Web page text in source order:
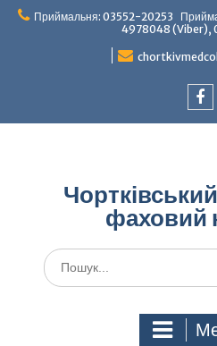
ПерейтиПриймальня: 03552-20253
4978048 (Viber),
фаховий
Шукати: